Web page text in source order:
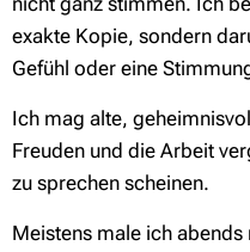
exakte Kopie, sondern
Gefühl oder eine
Ich mag alte,
Freuden und die Arbeit
zu sprechen scheinen.
Meistens male ich